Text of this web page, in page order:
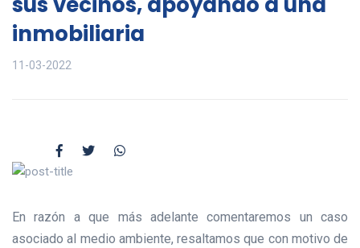
inmobiliaria
11-03-2022
En razón a que más adelante comentaremos un caso
asociado al medio ambiente, resaltamos que con motivo de